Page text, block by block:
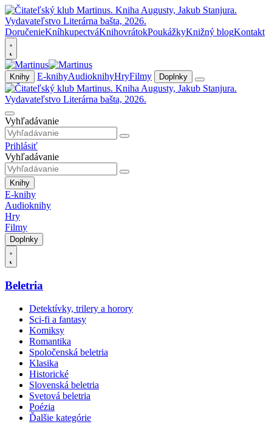
DoručenieKníhkupectváKnihovrátokPoukážkyKnižný blogKontakt
Knihy E-knihyAudioknihyHryFilmy Doplnky
Vyhľadávanie
Prihlásiť
Vyhľadávanie
Knihy
E-knihy
Audioknihy
Hry
Filmy
Doplnky
Beletria
Detektívky, trilery a horory
Sci-fi a fantasy
Komiksy
Romantika
Spoločenská beletria
Klasika
Historické
Slovenská beletria
Svetová beletria
Poézia
Ďalšie kategórie